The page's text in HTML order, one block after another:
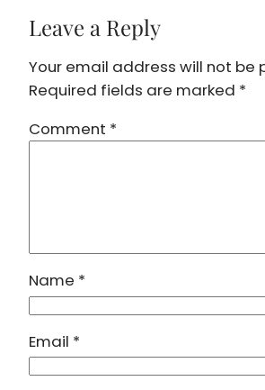
Leave a Reply
Your email address will not be
Required fields are marked *
Comment *
Name *
Email *